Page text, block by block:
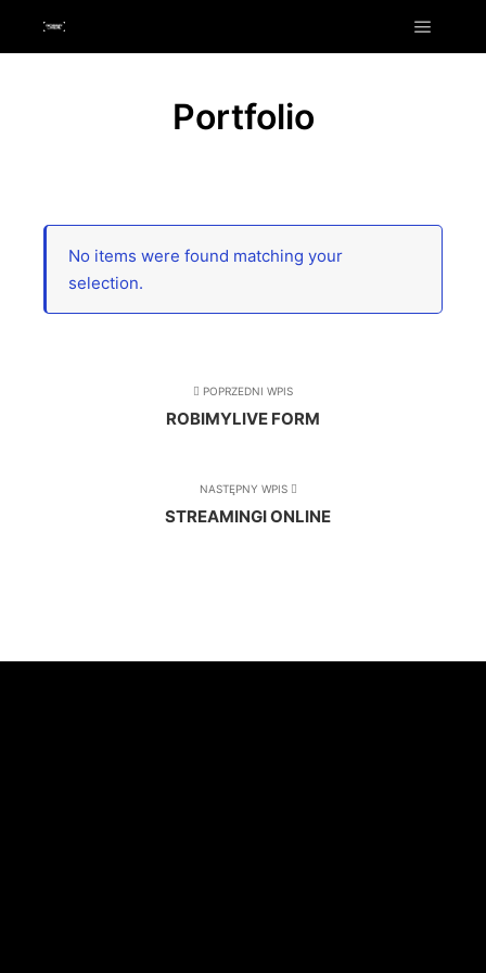
Menu
Portfolio
No items were found matching your
selection.
POPRZEDNI WPIS
ROBIMYLIVE FORM
NASTĘPNY WPIS
STREAMINGI ONLINE